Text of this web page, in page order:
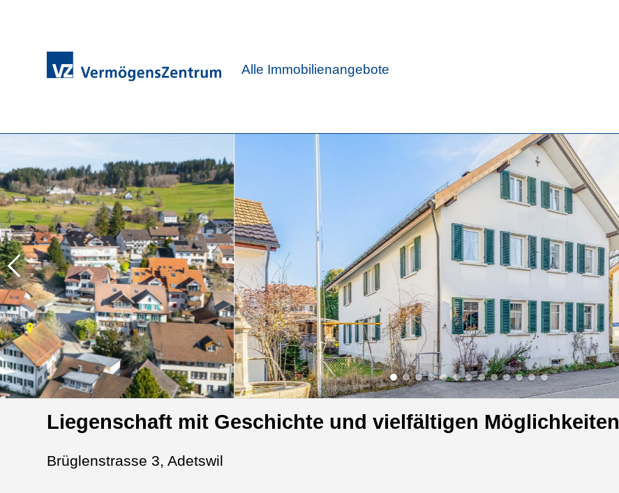
Alle Immobilienangebote
Liegenschaft mit Geschichte und vielfältigen Möglichkeiten
Brüglenstrasse 3,Adetswil